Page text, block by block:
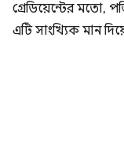
গ্রেডিয়েন্টের মতো,
এটি সাংখ্যিক মান